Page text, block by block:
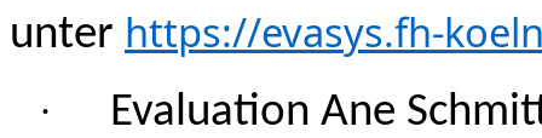
unter https://evasys.fh-
·
Evaluation Ane